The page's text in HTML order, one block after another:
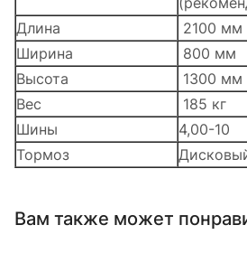
Длина
2100 мм
Ширина
800 мм
Высота
1300 мм
Вес
185 кг
Шины
4,00-10
Тормоз
Вам также может